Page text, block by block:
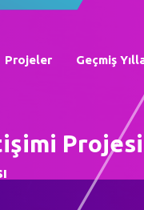
Projeler Geçmiş
Projesi